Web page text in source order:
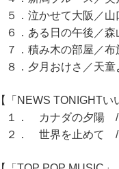
５．泣かせて大阪／山
６．ある日の午後／森
７．積み木の部屋／布
８．夕月おけさ／天童
【「NEWS TONIGHT
１． カナダの夕陽
２． 世界を止めて /